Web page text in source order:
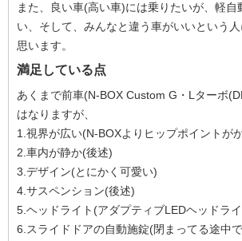
また、良い車(高い車)には乗りたいが、軽自
い、そして、みんなと違う車がいいという
思います。
満足している点
あくまで前車(N-BOX Custom G・Lターボ
はなりますが、
1.視界が広い(N-BOXよりヒップポイントが
2.車内が静か(後述)
3.デザイン(とにかく可愛い)
4.サスペンション(後述)
5.ヘッドライト(アダプティブLEDヘッドライ
6.スライドドアの自動施錠(閉まってる途中